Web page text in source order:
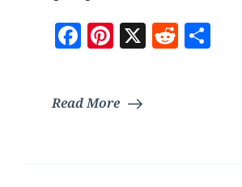
Facebook
Pinterest
X Reddit
Read More